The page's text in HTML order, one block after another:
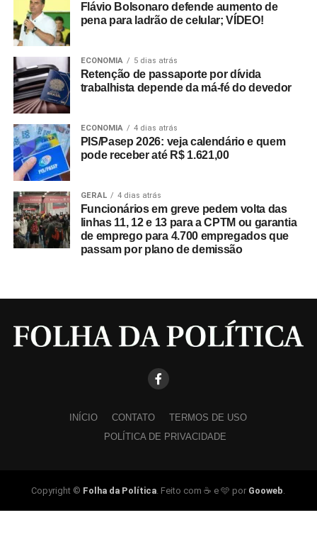
Flávio Bolsonaro defende aumento de
pena para ladrão de celular; VÍDEO!
ECONOMIA 5 dias atrás
Retenção de passaporte por dívida
trabalhista depende da má-fé do devedor
ECONOMIA 4 dias atrás
PIS/Pasep 2026: veja calendário e quem
pode receber até R$ 1.621,00
GERAL 4 dias atrás
Funcionários em greve pedem volta das
linhas 11, 12 e 13 para a CPTM ou garantia
de emprego para 4.700 empregados que
passam por plano de demissão
INÍCIO CONTATO
TERMOS DE USO
POLÍTICA DE PRIVACIDADE
Copyright © Folha da Política. Feito com ☕ e 🩵 por Gooweb.